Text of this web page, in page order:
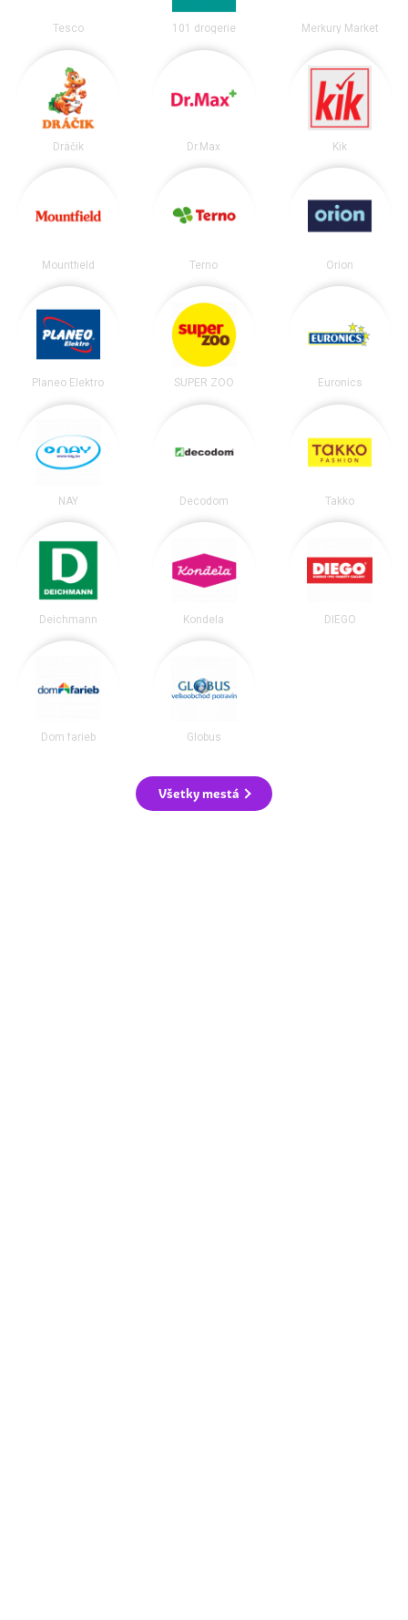
Tesco 101 drogerie Merkury Market
Dráčik Dr.Max Kik
Mountfield Terno Orion
Planeo Elektro SUPER ZOO Euronics
NAY Decodom Takko
Deichmann Kondela DIEGO
Dom farieb Globus
Všetky mestá